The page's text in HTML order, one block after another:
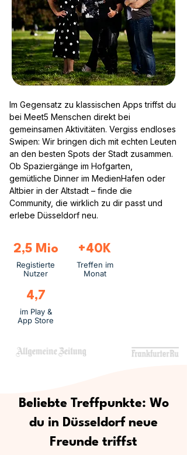
Im Gegensatz zu klassischen Apps triffst du
bei Meet5 Menschen direkt bei
gemeinsamen Aktivitäten. Vergiss endloses
Swipen: Wir bringen dich mit echten Leuten
an den besten Spots der Stadt zusammen.
Ob Spaziergänge im Hofgarten,
gemütliche Dinner im MedienHafen oder
Altbier in der Altstadt – finde die
Community, die wirklich zu dir passt und
erlebe Düsseldorf neu.
2,5 Mio
Registierte
Nutzer
+40K
Treffen im
Monat
4,7
im Play &
App Store
Beliebte Treffpunkte: Wo
du in Düsseldorf neue
Freunde triffst